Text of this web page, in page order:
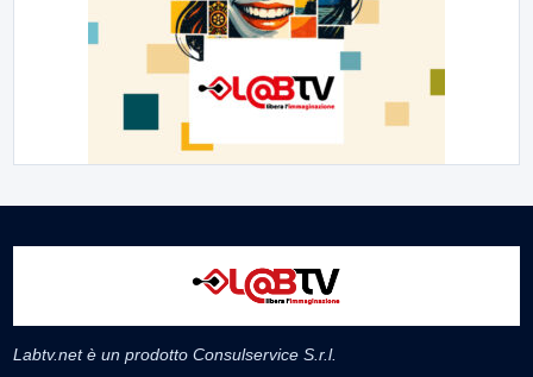
Labtv.net è un prodotto Consulservice S.r.l.